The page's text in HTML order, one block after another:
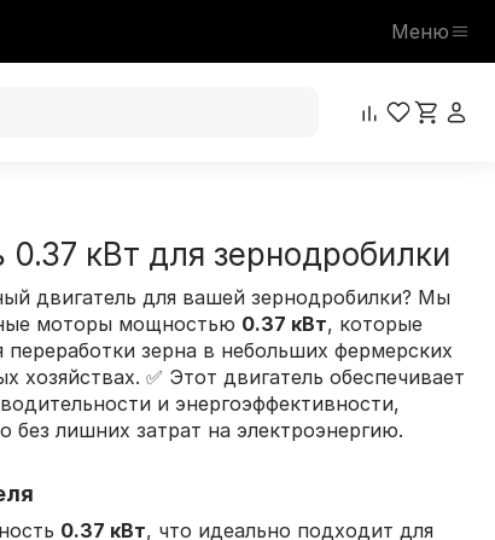
Меню
0.37 кВт для зернодробилки
двигатель для вашей зернодробилки? Мы
моторы мощностью 0.37 кВт, которые
зерна в небольших фермерских
хозяйствах. ✅ Этот двигатель обеспечивает
и энергоэффективности,
без лишних затрат на электроэнергию.
0.37 кВт, что идеально подходит для